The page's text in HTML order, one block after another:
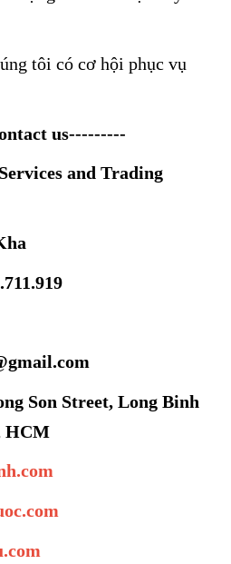
tôi có cơ hội phục vụ
us---------
and Trading
Son Street, Long Binh
HCM